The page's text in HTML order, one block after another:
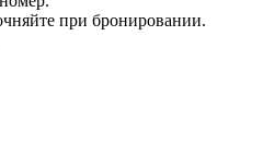
при бронировании.